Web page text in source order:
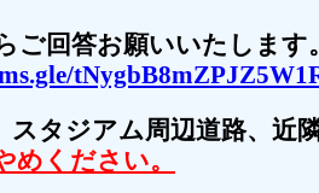
ご回答お願いいたします
タジアム周辺道路、近
めください。